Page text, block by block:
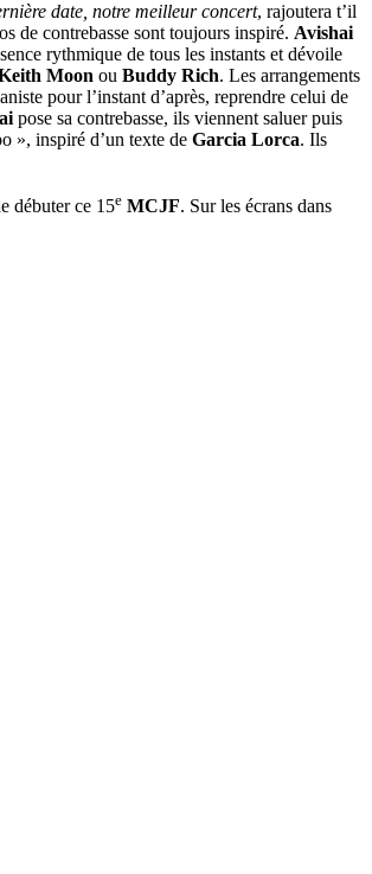
date, notre meilleur concert, rajoutera t’il
de contrebasse sont toujours inspiré. Avishai
rythmique de tous les instants et dévoile
Moon ou Buddy Rich. Les arrangements
pour l’instant d’après, reprendre celui de
pose sa contrebasse, ils viennent saluer puis
», inspiré d’un texte de Garcia Lorca. Ils
débuter ce 15e MCJF. Sur les écrans dans